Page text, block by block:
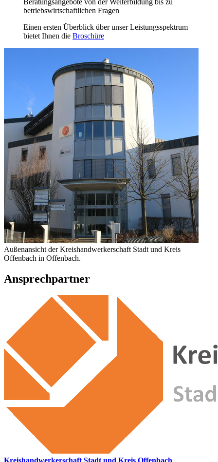
betriebswirtschaftlichen Fragen
Einen ersten Überblick über unser Leistungsspektrum
bietet Ihnen die Broschüre
Außenansicht der Kreishandwerkerschaft Stadt und Kreis
Offenbach in Offenbach.
Ansprechpartner